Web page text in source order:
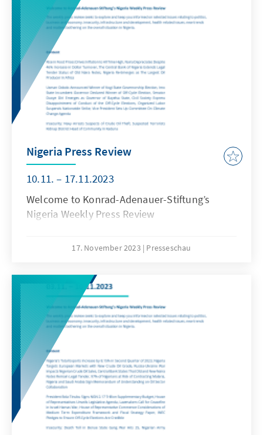
Nigeria Press Review
10.11. – 17.11.2023
Welcome to Konrad-Adenauer-Stiftung’s
Nigeria Weekly Press Review
17. November 2023 Presseschau